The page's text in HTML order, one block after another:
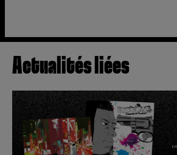
Actualités liées